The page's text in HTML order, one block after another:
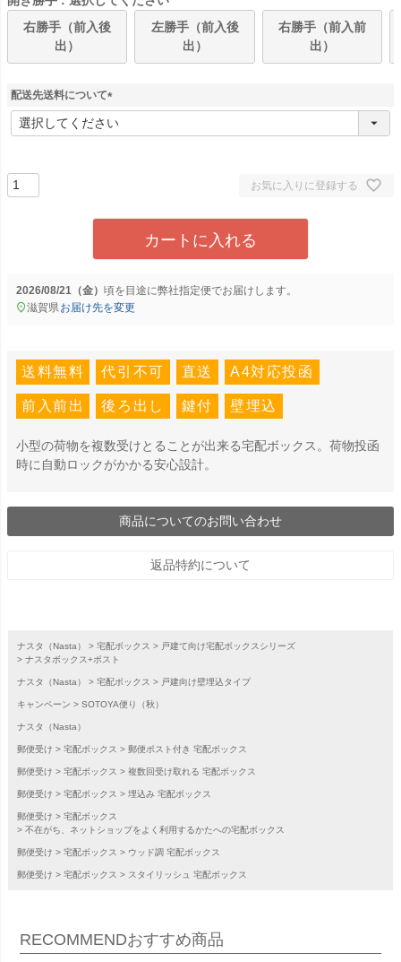
右勝手（前入後
出）
左勝手（前入後
出）
右勝手（前入前
出）
配送先送料について
(
必
お気に入りに登録する
カートに入れる
2026/08/21（金） に弊社指定便でお届けします。
滋賀県 お届け先を変更
送料無料 代引不可 直送 A4対応投函
前入前出 後ろ出し 鍵付 壁埋込
小型の荷物を複数受けとることが出来る宅配ボックス。荷物投函
時に自動ロックがかかる安心設計。
商品についてのお問い合わせ
返品特約について
ナスタ（Nasta） 宅配ボックス
戸建て向け宅配ボックスシリーズ
ナスタボックス+ポスト
ナスタ（Nasta） 宅配ボックス 戸建向け壁埋込タイプ
キャンペーン SOTOYA便り（秋）
ナスタ（Nasta）
郵便受け 宅配ボックス 郵便ポスト付き 宅配ボックス
郵便受け 宅配ボックス 複数回受け取れる 宅配ボックス
郵便受け 宅配ボックス 埋込み 宅配ボックス
郵便受け
宅配ボックス
不在がち、ネットショップをよく利用するかたへの宅配ボックス
郵便受け 宅配ボックス ウッド調 宅配ボックス
郵便受け 宅配ボックス スタイリッシュ 宅配ボックス
RECOMMENDおすすめ商品